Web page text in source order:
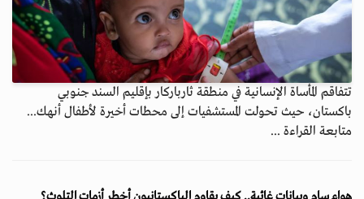
تتفاقم المأساة الإنسانية في منطقة ثارباركار بإقليم السند جنوبي
باكستان، حيث تحولت المستشفيات إلى محطات أخيرة لأطفال أنهك...
متابعة القراءة ...